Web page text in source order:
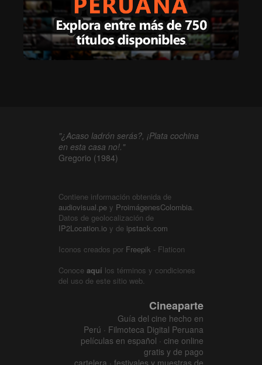
"¿Acaso ladrón serás?, ¡Plata cochina
en esta casa no!."
Gregorio (1984)
Contiene información obtenida de
audiovisual.pe y ProimágenesColombia.
Datos de geolocalización de
IP2Location.io y de ipstack.com
Iconos creados por Freepik - Flaticon
Conoce aquí los términos y condiciones
del uso de este sitio web.
Cineaparte
Guía del cine hecho en
Perú · Filmoteca Digital Peruana
películas en español · cine online
gratis y de pago